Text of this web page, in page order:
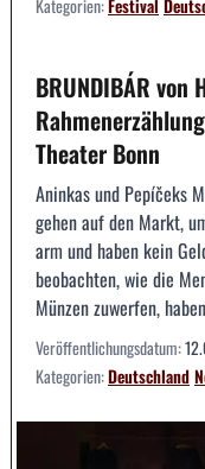
Kategorien:Festival
BRUNDIBÁR von
Theater Bonn
Aninkas und Pepíčeks
gehen auf den Markt,
arm und haben kein
beobachten, wie die
Münzen zuwerfen,
Veröffentlichungsdatum:
Kategorien:Deutschland